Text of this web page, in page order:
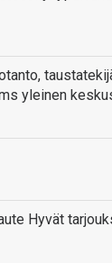
yleinen
Hyvät